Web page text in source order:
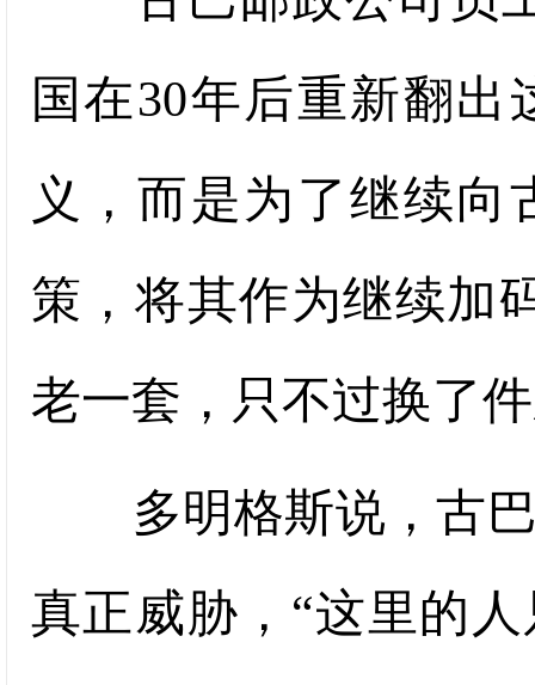
国在30年后重新翻
义，而是为了继续
策，将其作为继续加
老一套，只不过换了
多明格斯说，古巴
真正威胁，“这里的